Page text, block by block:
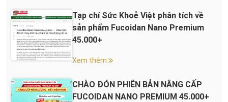
Tạp chí Sức Khoẻ Việt phân tích về
sản phẩm Fucoidan Nano Premium
45.000+
Xem thêm
CHÀO ĐÓN PHIÊN BẢN NÂNG CẤP
FUCOIDAN NANO PREMIUM 45.000+